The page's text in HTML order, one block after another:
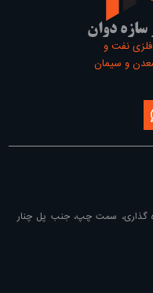
سازه دوان
فلزی نفت و
و سیمان
شماره گذاری، سمت چپ، جنب پل چنار